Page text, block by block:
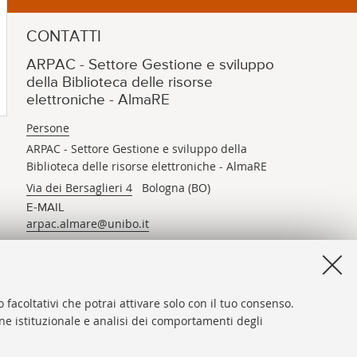
che potrai attivare solo con il tuo consenso.
istituzionale e analisi dei comportamenti degli
CONTATTI
ARPAC - Settore Gestione e sviluppo
della Biblioteca delle risorse
elettroniche - AlmaRE
Persone
ARPAC - Settore Gestione e sviluppo della
Biblioteca delle risorse elettroniche - AlmaRE
Via dei Bersaglieri 4 Bologna (BO)
E-MAIL
arpac.almare@unibo.it